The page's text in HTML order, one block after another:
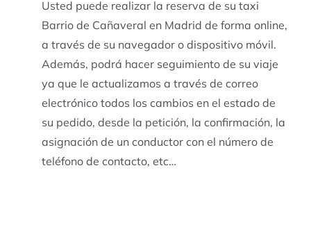
Usted puede realizar la reserva de su taxi
Barrio de Cañaveral en Madrid de forma online,
a través de su navegador o dispositivo móvil.
Además, podrá hacer seguimiento de su viaje
ya que le actualizamos a través de correo
electrónico todos los cambios en el estado de
su pedido, desde la petición, la confirmación, la
asignación de un conductor con el número de
teléfono de contacto, etc…